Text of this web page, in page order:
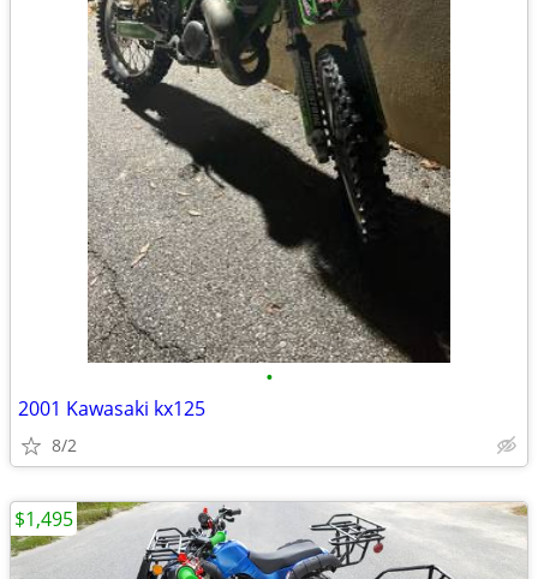
•
2001 Kawasaki kx125
8/2
$1,495